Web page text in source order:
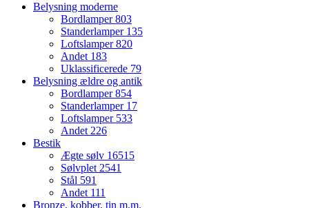
Belysning moderne
Bordlamper803
Standerlamper 135
Loftslamper820
Andet 183
Uklassificerede 79
Belysning ældre og antik
Bordlamper854
Standerlamper 17
Loftslamper 533
Andet226
Bestik
Ægte sølv 16515
Sølvplet2541
Stål 591
Andet 111
Bronze, kobber, tin m.m.